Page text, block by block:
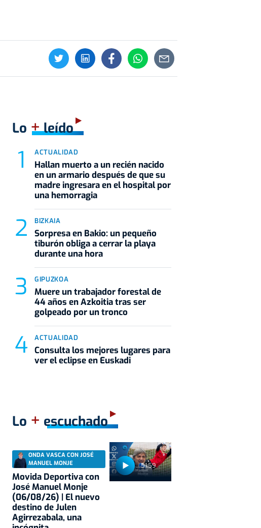
Lo +leído
ACTUALIDAD
Hallan muerto a un recién nacido
en un armario después de que su
madre ingresara en el hospital por
una hemorragia
BIZKAIA
Sorpresa en Bakio: un pequeño
tiburón obliga a cerrar la playa
durante una hora
GIPUZKOA
Muere un trabajador forestal de
44 años en Azkoitia tras ser
golpeado por un tronco
ACTUALIDAD
Consulta los mejores lugares para
ver el eclipse en Euskadi
Lo + escuchado
51:59
ONDA VASCA CON JOSÉ
MANUEL MONJE
Movida Deportiva con
José Manuel Monje
(06/08/26) | El nuevo
destino de Julen
Agirrezabala, una